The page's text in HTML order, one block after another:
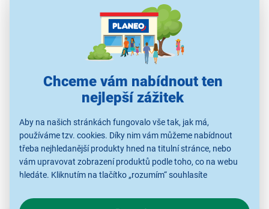
Chceme vám nabídnout ten
nejlepší zážitek
Aby na našich stránkách fungovalo vše tak, jak má,
používáme tzv. cookies. Díky nim vám můžeme nabídnout
třeba nejhledanější produkty hned na titulní stránce, nebo
vám upravovat zobrazení produktů podle toho, co na webu
hledáte. Kliknutím na tlačítko „rozumím“ souhlasíte
chování na webu pro zobrazení cílených reklam. Pokud vás
Dálkové ovladače
Meliconi 808047 TLC
EVO 9 DO Hisense
399 Kč
Dálkové ovladače Dálkové ovladače